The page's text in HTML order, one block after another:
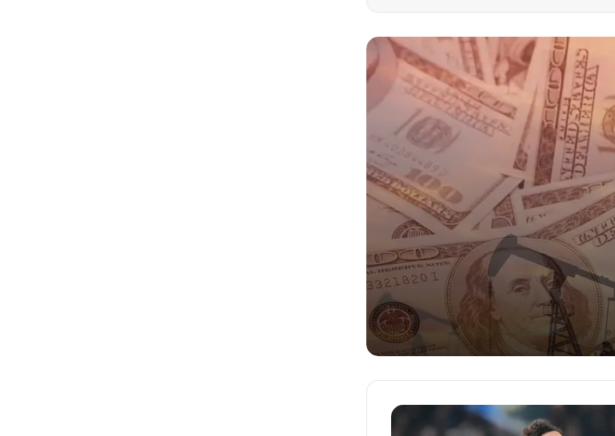
البنك المركزي اليمني يوقع مذكرة تفاهم مع
برنامج الأمم المتحدة الإنمائي
البنك المركزي يوقف تراخيص منشآت صرافة
مخالفة
الذهب يرتفع للجلسة الرابعة ويبلغ أعلى
مستوى في سبعة أسابيع
المصرف المركزي البرازيلي يخفض سعر الفائدة
للمرة الرابعة قبل الانتخابات
تراجع أسعار النفط متأثرة بالتطورات